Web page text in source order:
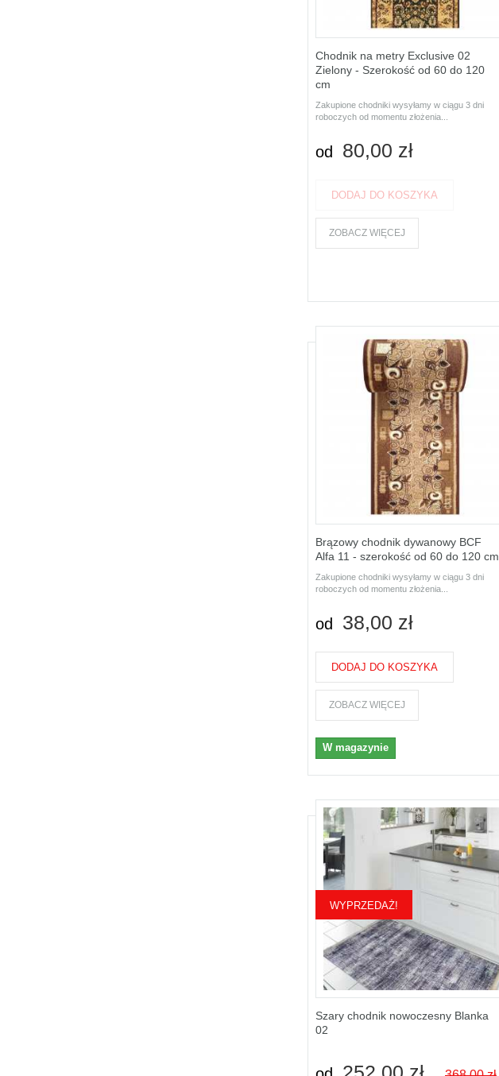
Chodnik na metry Exclusive 02
Zielony - Szerokość od 60 do 120
cm
Zakupione chodniki wysyłamy w ciągu 3 dni
roboczych od momentu złożenia...
od 80,00 zł
DODAJ DO KOSZYKA
ZOBACZ WIĘCEJ
Brązowy chodnik dywanowy BCF
Alfa 11 - szerokość od 60 do 120 cm
Zakupione chodniki wysyłamy w ciągu 3 dni
roboczych od momentu złożenia...
od 38,00 zł
DODAJ DO KOSZYKA
ZOBACZ WIĘCEJ
W magazynie
WYPRZEDAŻ!
Szary chodnik nowoczesny Blanka
02